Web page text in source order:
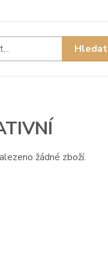
Hledat
žádné zboží.